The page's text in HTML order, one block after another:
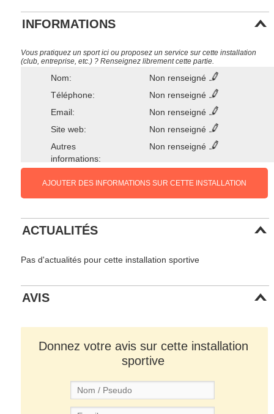
INFORMATIONS
Vous pratiquez un sport ici ou proposez un service sur cette installation
(club, entreprise, etc.) ? Renseignez librement cette partie.
Nom:
Non renseigné
Téléphone:
Non renseigné
Email:
Non renseigné
Site web:
Non renseigné
Autres
informations:
Non renseigné
AJOUTER DES INFORMATIONS SUR CETTE INSTALLATION
ACTUALITÉS
Pas d'actualités pour cette installation sportive
AVIS
Donnez votre avis sur cette installation
sportive